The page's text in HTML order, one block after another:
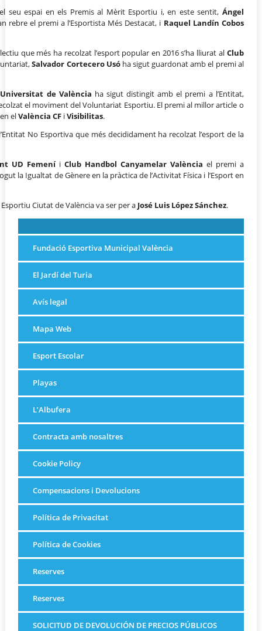
seu espai en els Premis al Mèrit Esportiu i, en este sentit, Ángel
rebre el premi a l’Esportista Més Destacat, i Raquel Landín Cobos
que més ha recolzat l’esport popular en 2016 s’ha lliurat al Club
Salvador Cortecero Usóha sigut guardonat amb el premi al
de València ha sigut distingit amb el premi a l’Entitat,
el moviment del Voluntariat Esportiu. El premi al millor article o
elValència CFiVisibilitas.
No Esportiva que més decididament ha recolzat l’esport de la
UD FemeníiClub Handbol Canyamelar València el premi a
la Igualtat de Gènere en la pràctica de l’Activitat Física i l’Esport en
Ciutat de València va ser per a José Luis López Sánchez.
Fundació Esportiva Municipal València
El Jardí del Turia
Avís legal
Mapa Web
Esport Escolar
Playas
L’Albufera
Contracta amb nosaltres
Cookie Policy
Compensacions i Devolucions
Política de Privacitat
Política de Cookies
Reserves
Reserves
SOLICITUD DE DEVOLUCIÓN DE PRECIOS PÚBLICOS